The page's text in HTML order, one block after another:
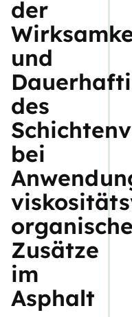
der
und
des
bei
Zusätze
im
Asphalt